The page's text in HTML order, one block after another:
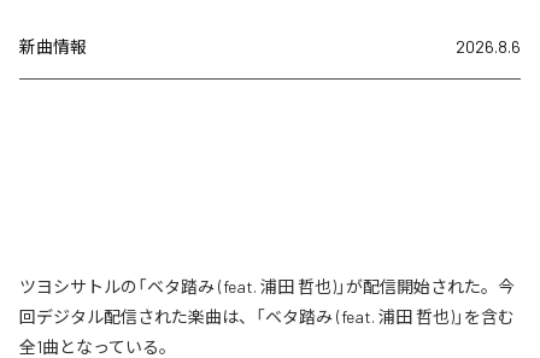
新曲情報 2026.8.6
ツヨシサトルの「ベタ踏み (feat. 浦田 哲也)」が配信開始された。今
回デジタル配信された楽曲は、「ベタ踏み (feat. 浦田 哲也)」を含む
全1曲となっている。